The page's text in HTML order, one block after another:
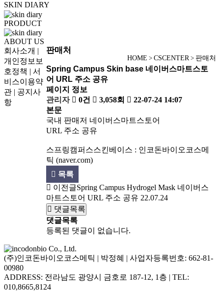
SKIN DIARY
PRODUCT
ABOUT US
판매처
HOME > CSCENTER > 판매처
Spring Campus Skin base 네이버스마트스토
어 URL 주소 공유
페이지 정보
관리자
0건 3,058회
22-07-24 14:07
본문
국내 판매저 네이버스마트스토어
URL 주소 공유
스프링캠퍼스스킨베이스 : 인코돈바이오코스메
틱 (naver.com)
목록
이전글Spring Campus Hydrogel Mask 네이버스
마트스토어 URL 주소 공유 22.07.24
댓글목록
댓글목록
등록된 댓글이 없습니다.
회사소개 |
개인정보보
호정책 | 서
비스이용약
관 | 공지사
항
(주)인코돈바이오코스메틱 | 박정혜 | 사업자등록번호: 662-81-
00980
ADDRESS: 전라남도 광양시 금호로 187-12, 1층 | TEL:
010,8665,8124